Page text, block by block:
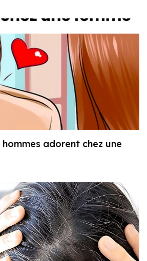
adorent chez une